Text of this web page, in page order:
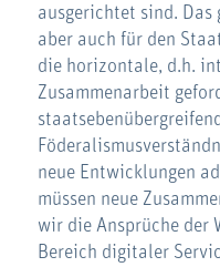
ausgerichtet sind.
aber auch für den
die horizontale, d.h.
Zusammenarbeit
neue Entwicklungen
müssen neue
wir die Ansprüche der
Bereich digitaler